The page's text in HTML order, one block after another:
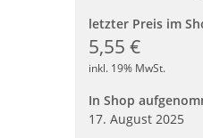
letzter Preis im
5,55 €
inkl. 19% MwSt.
In Shop
17. August 2025